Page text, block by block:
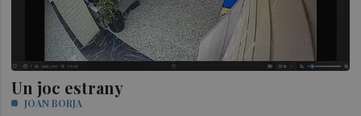
Un joc estrany
JOAN BORJA